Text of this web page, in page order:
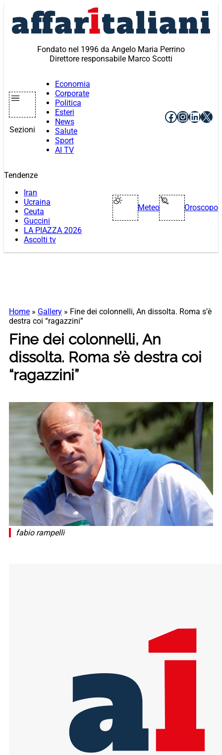
contenuto
Fondato nel 1996 da Angelo Maria Perrino
Direttore responsabile Marco Scotti
Sezioni
Economia
Corporate
Politica
Esteri
News
Salute
Sport
AI TV
Facebook
X
Tendenze
Iran
Ucraina
Ceuta
Guccini
LA PIAZZA 2026
Ascolti tv
Meteo Oroscopo
Home » Gallery » Fine dei colonnelli, An dissolta. Roma s’è
destra coi “ragazzini”
Fine dei colonnelli, An
dissolta. Roma s’è destra coi
“ragazzini”
fabio rampelli